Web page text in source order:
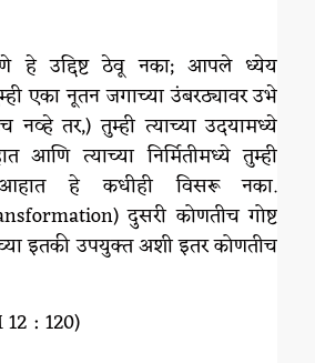
हे उद्दिष्ट ठेवू नका; आपले ध्येय
एका नूतन जगाच्या उंबरठ्यावर उभे
तर,) तुम्ही त्याच्या उदयामध्ये
आणि त्याच्या निर्मितीमध्ये तुम्ही
हे कधीही विसरू नका.
दुसरी कोणतीच गोष्ट
इतकी उपयुक्त अशी इतर कोणतीच
12 : 120)